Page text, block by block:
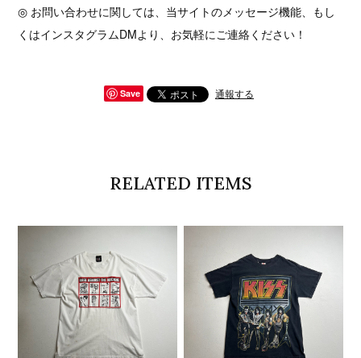
◎ お問い合わせに関しては、当サイトのメッセージ機能、もし
くはインスタグラムDMより、お気軽にご連絡ください！
Save 通報する
RELATED ITEMS